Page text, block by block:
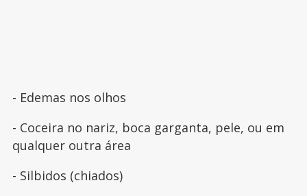
- Edemas nos olhos
- Coceira no nariz, boca garganta, pele, ou em
qualquer outra área
- Silbidos (chiados)